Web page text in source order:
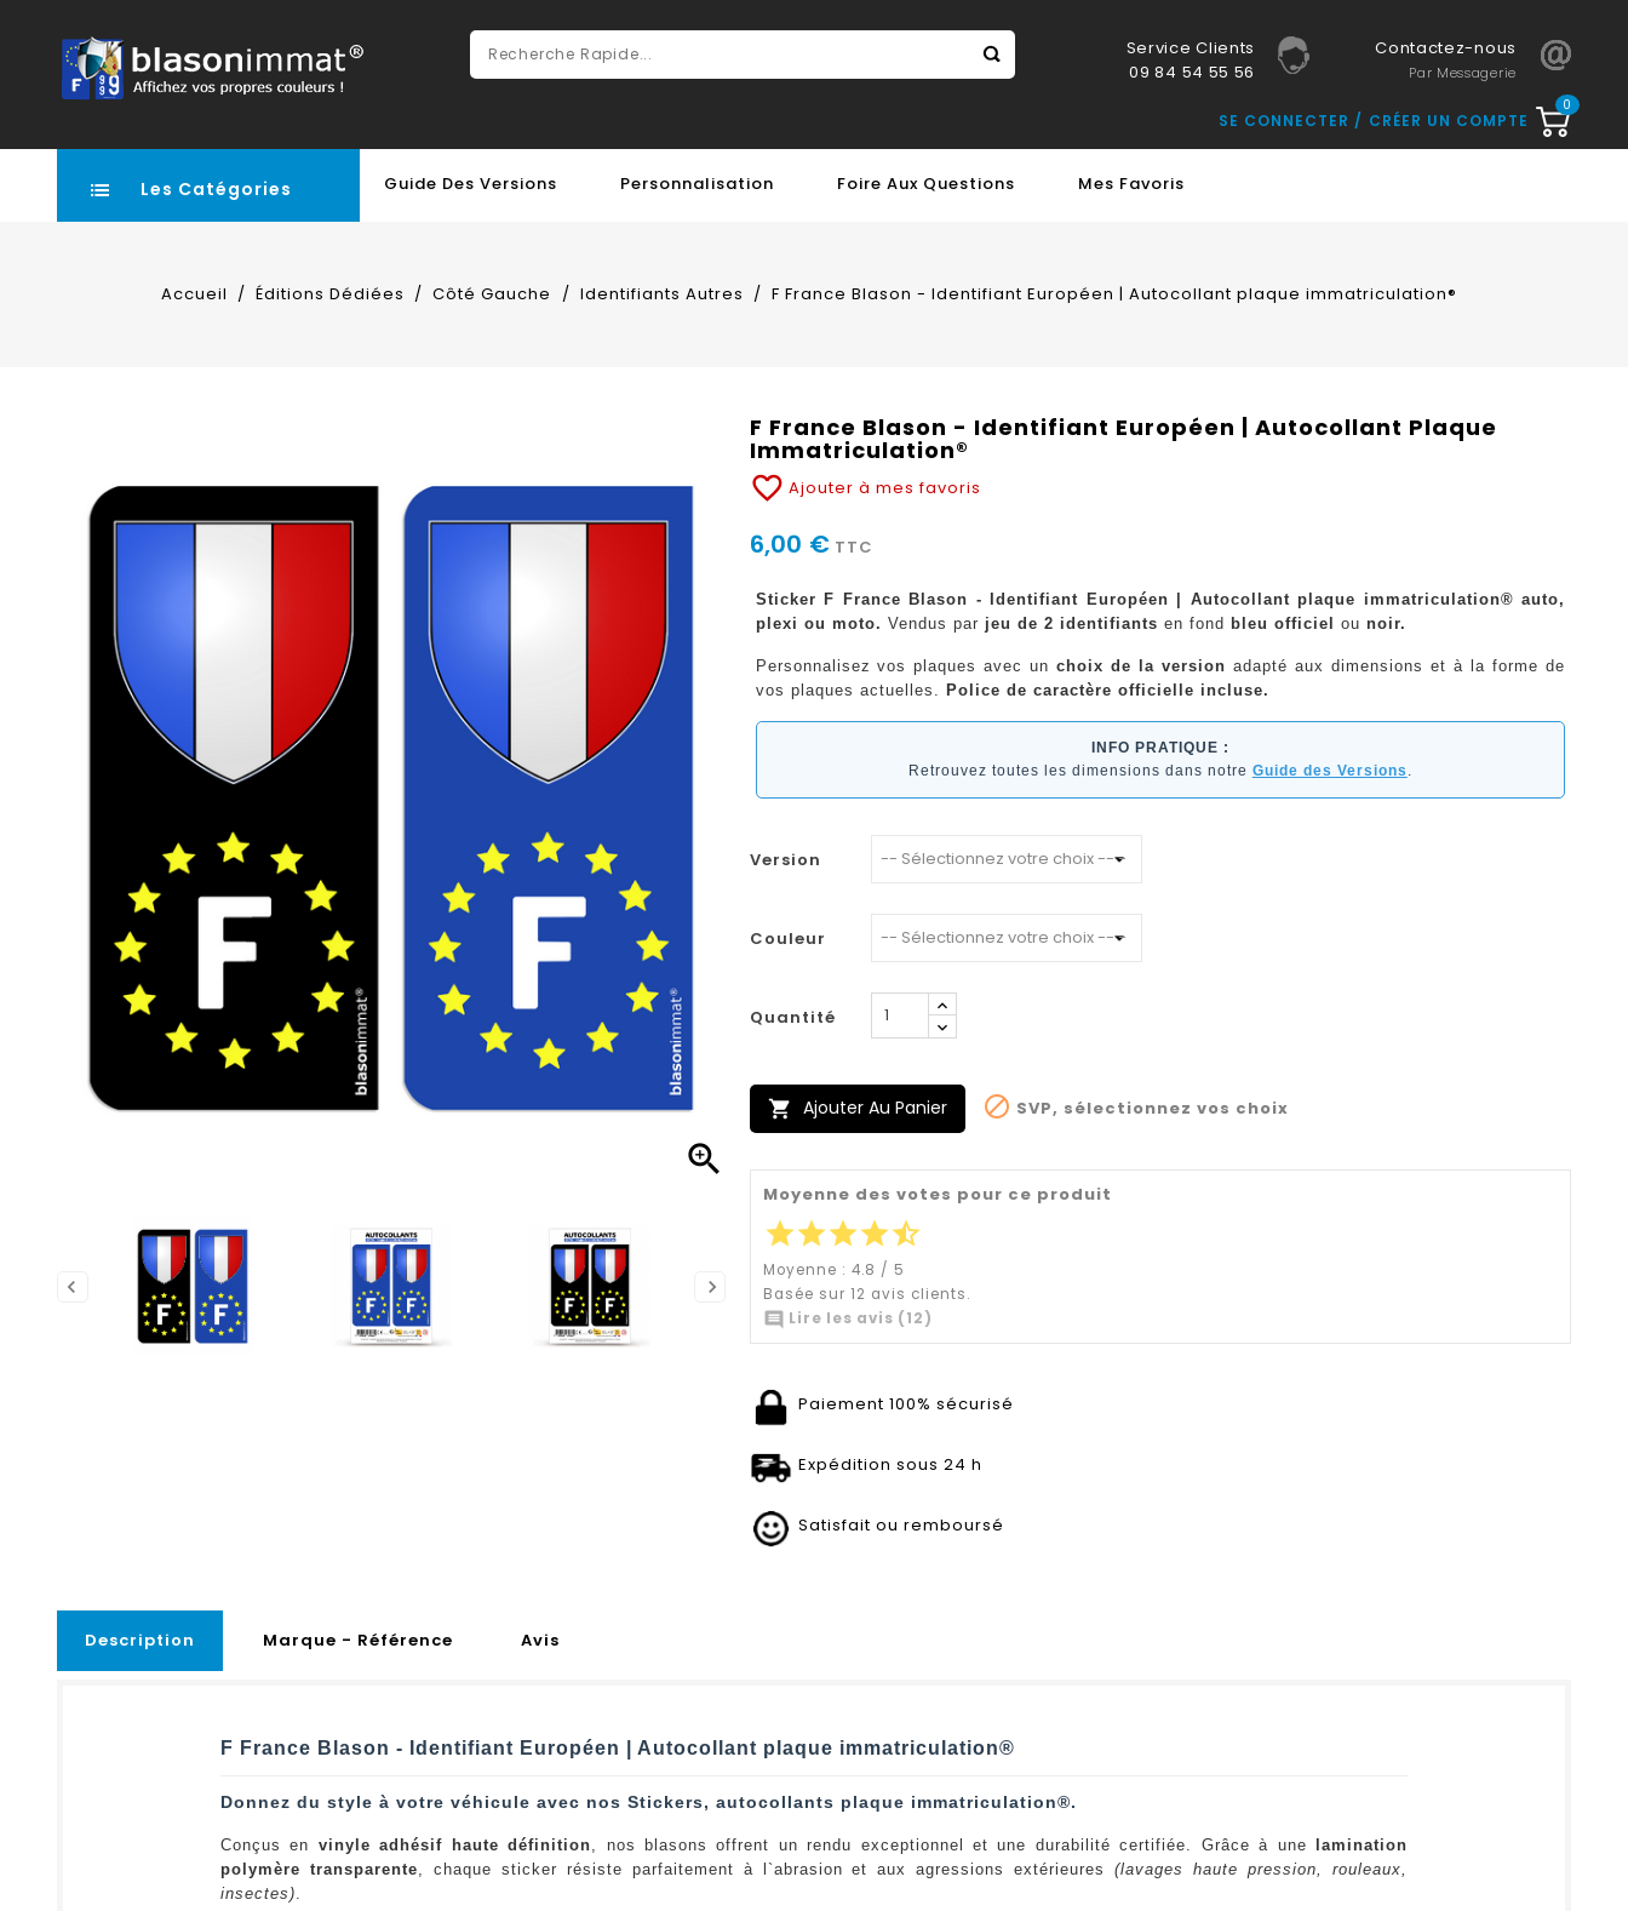
Service Clients
09 84 54 55 56
Contactez-nous
Par Messagerie
0
SE CONNECTER CRÉER UN COMPTE
Les Catégories Guide Des Versions Personnalisation Foire Aux Questions Mes Favoris
Accueil Éditions Dédiées Côté Gauche Identifiants Autres F France Blason - Identifiant Européen | Autocollant plaque immatriculation®

F France Blason - Identifiant Européen | Autocollant Plaque
Immatriculation®
favorite_border Ajouter à mes favoris
6,00 € TTC
Sticker F France Blason - Identifiant Européen | Autocollant plaque immatriculation® auto,
plexi ou moto. Vendus par jeu de 2 identifiants en fond bleu officiel ou noir.
Personnalisez vos plaques avec unchoix de la version adapté aux dimensions et à la forme de
vos plaques actuelles.
Police de caractère officielle incluse.
INFO PRATIQUE :
Retrouvez toutes les dimensions dans notre Guide des Versions
Version
Couleur
Quantité
 Ajouter Au Panier  SVP, sélectionnez vos choix
Moyenne des votes pour ce produit
starstarstarstarstar_half
Moyenne : 4.8 / 5
Basée sur 12 avis clients.
 Lire les avis (12)
Paiement 100% sécurisé
Expédition sous 24 h
Satisfait ou remboursé
Description Marque - Référence Avis
F France Blason - Identifiant Européen | Autocollant plaque immatriculation®
Donnez du style à votre véhicule avec nos Stickers, autocollants plaque immatriculation®.
Conçus en vinyle adhésif haute définition , nos blasons offrent un rendu exceptionnel et une durabilité certifiée. Grâce à une
lamination
polymère transparente , chaque sticker résiste parfaitement à l`abrasion et aux agressions extérieures(lavages haute pression, rouleaux,
insectes)